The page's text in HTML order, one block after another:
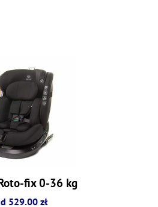
fix 0-36 kg
529.00 zł